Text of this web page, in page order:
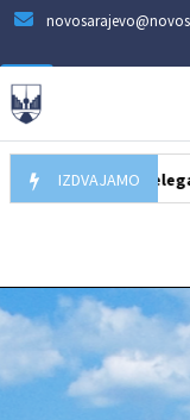
IZDVAJAMO
Delegacija